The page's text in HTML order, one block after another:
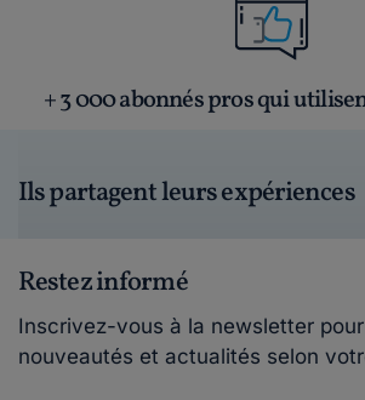
+ 3 000 abonnés pros qui
Ils partagent leurs expériences
Restez informé
Inscrivez-vous à la newsletter
nouveautés et actualités selon